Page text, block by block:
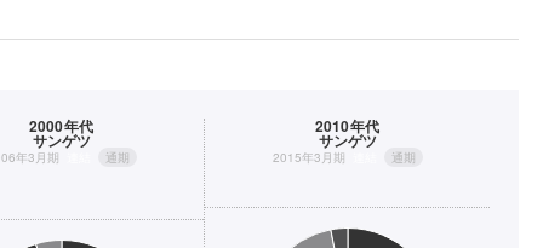
2000年代
サンゲツ
年3月期 通期
2010年代
サンゲツ
2015年3月期 通期